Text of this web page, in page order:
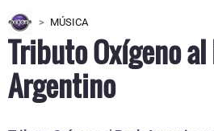
MÚSICA
Tributo Oxígeno al
Argentino